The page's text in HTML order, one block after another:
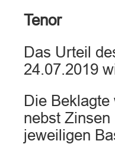
Tenor
Das Urteil
24.07.2019
Die
nebst
jeweiligen